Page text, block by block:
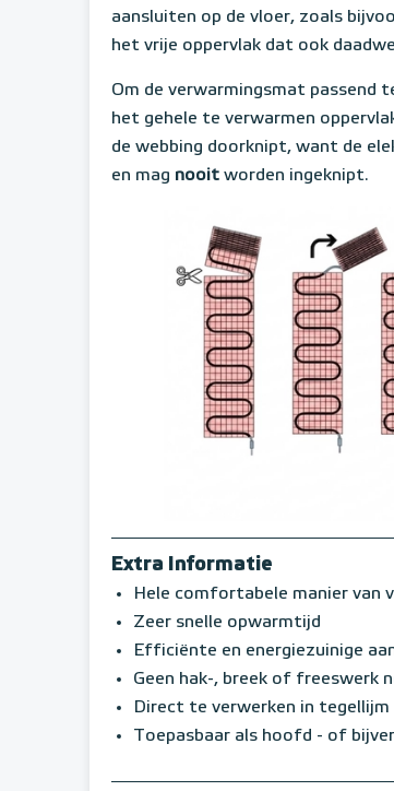
aansluiten op de vloer, zoals
het vrije oppervlak dat ook
Om de verwarmingsmat passend
het gehele te verwarmen
de webbing doorknipt, want de
en mag nooit worden ingeknipt.
Extra Informatie
Hele comfortabele manier van
Zeer snelle opwarmtijd
Efficiënte en energiezuinige
Geen hak-, breek of freeswerk
Direct te verwerken in
Toepasbaar als hoofd - of